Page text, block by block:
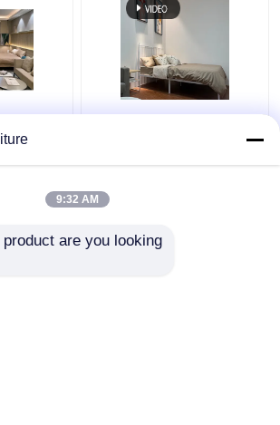
Moderni fornitori di
letto
9:32 AM
are you looking